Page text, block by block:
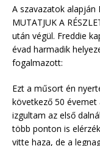
A szavazatok alapján
MUTATJUK A
után végül. Freddie
évad harmadik
fogalmazott:
Ezt a műsort én
következő 50
izgultam az első
több ponton is
vitte haza, de a